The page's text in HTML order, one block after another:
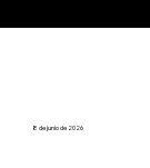
8 de junio de 2026